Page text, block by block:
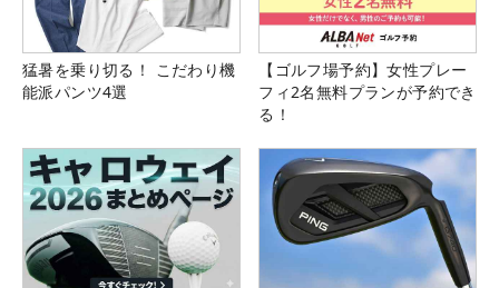
猛暑を乗り切る！ こだわり機
能派パンツ4選
【ゴルフ場予約】女性プレー
フィ2名無料プランが予約でき
る！